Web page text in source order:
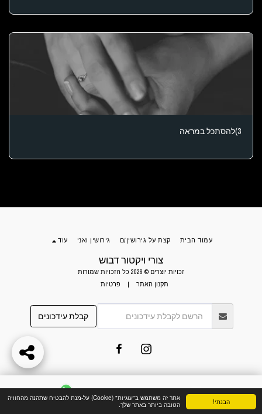
הבנתי!
אתר זה משתמש ב"עוגיות" (Cookie) על-מנת להבטיח שתהנה מהחוויה
הטובה ביותר באתר שלך.
3)להסתכל במראה
צורי ויקטור דבוש
זכויות יוצרים © 2026 כל הזכויות שמורות
תקנון האתר | פרטיות
עמוד הבית קצת על גירושין/ם גירושין ואני עוד
קבלת עידכונים
WhatsApp
צריכים עזרה? לשליחת הודעה לחצו כאן.